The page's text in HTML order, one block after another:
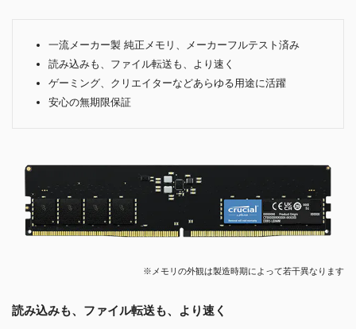
一流メーカー製 純正メモリ、メーカーフルテスト済み
読み込みも、ファイル転送も、より速く
ゲーミング、クリエイターなどあらゆる用途に活躍
安心の無期限保証
※メモリの外観は製造時期によって若干異なります
読み込みも、ファイル転送も、より速く